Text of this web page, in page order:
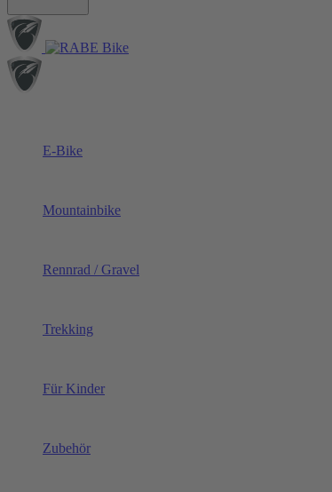
E-Bike
Mountainbike
Rennrad / Gravel
Trekking
Für Kinder
Zubehör